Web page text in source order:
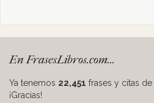
En FrasesLibros.com...
Ya tenemos 22,451 frases y citas de
¡Gracias!